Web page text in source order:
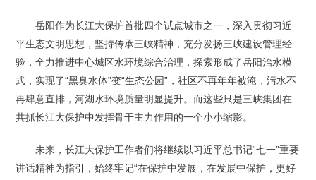
岳阳作为长江大保护首批四个试点城市之一，深入贯彻习近
平生态文明思想，坚持传承三峡精神，充分发扬三峡建设管理经
验，全力推进中心城区水环境综合治理，探索形成了岳阳治水模
式，实现了“黑臭水体”变“生态公园”，社区不再年年被淹，污水不
再肆意直排，河湖水环境质量明显提升。而这些只是三峡集团在
共抓长江大保护中发挥骨干主力作用的一个小小缩影。
未来，长江大保护工作者们将继续以习近平总书记“七一”重要
讲话精神为指引，始终牢记“在保护中发展，在发展中保护，更好